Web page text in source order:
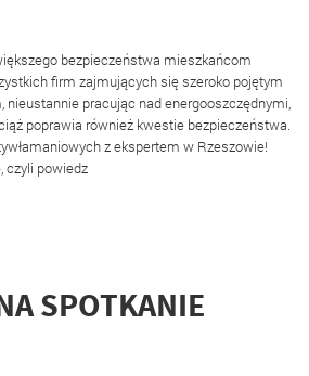
bezpieczeństwa mieszkańcom
firm zajmujących się szeroko pojętym
pracując nad energooszczędnymi,
poprawia również kwestie bezpieczeństwa.
z ekspertem w Rzeszowie!
czyli powiedz
SPOTKANIE